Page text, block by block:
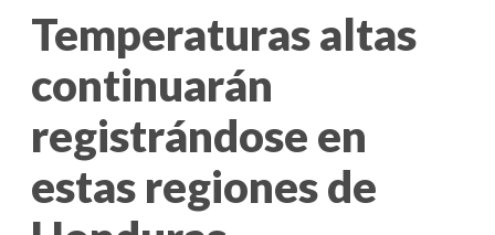
Temperaturas altas
continuarán
registrándose en
estas regiones de